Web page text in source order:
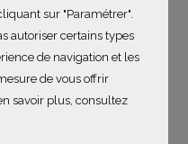
l’Ardèche est
étudier les espaces
en valeur. Placés
d’une grande
sur "Paramétrer".
autoriser certains types
de navigation et les
de vous offrir
savoir plus, consultez